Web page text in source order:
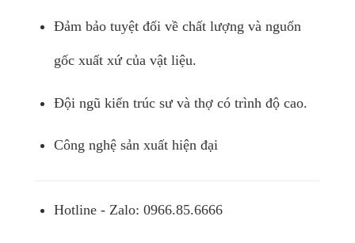
Đảm bảo tuyệt đối về chất lượng và nguốn
gốc xuất xứ của vật liệu.
Đội ngũ kiến trúc sư và thợ có trình độ cao.
Công nghệ sản xuất hiện đại
Hotline - Zalo: 0966.85.6666